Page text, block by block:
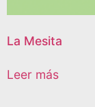
La Mesita
Leer más